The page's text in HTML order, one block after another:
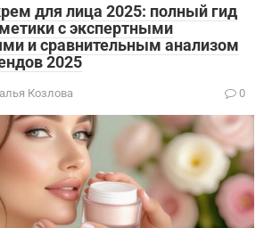
для лица 2025: полный гид
с экспертными
и сравнительным анализом
2025
Козлова 0